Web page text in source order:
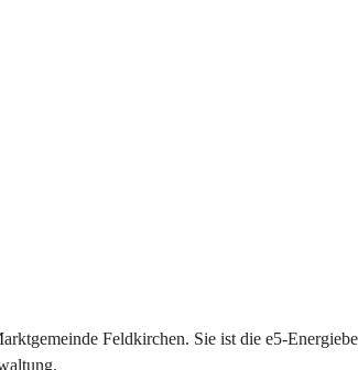
Feldkirchen. Sie ist die e5-